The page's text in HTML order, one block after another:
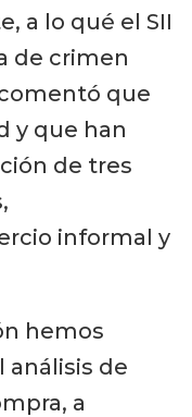
a lo qué el SII
de crimen
que
y que han
de tres
informal y
hemos
de
a